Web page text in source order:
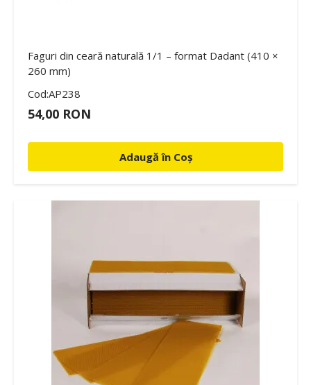
Faguri din ceară naturală 1/1 – format Dadant (410 ×
260 mm)
Cod:AP238
54,00 RON
Adaugă în Coș